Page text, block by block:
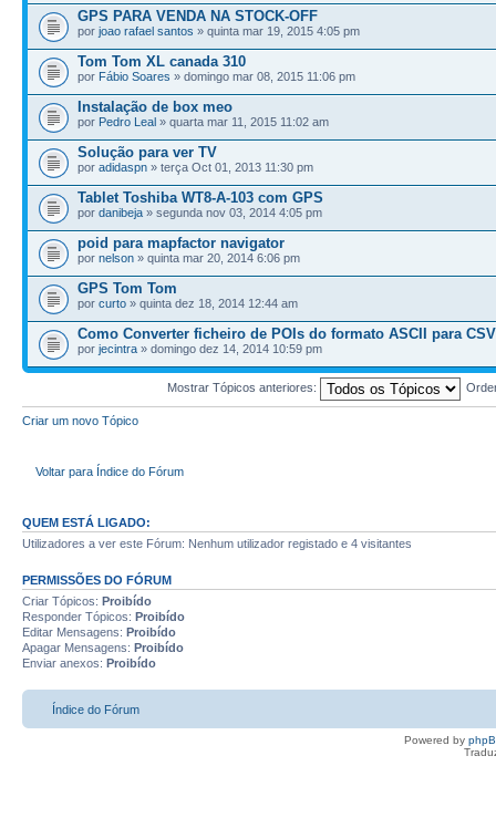
GPS PARA VENDA NA STOCK-OFF
por joao rafael santos » quinta mar 19, 2015 4:05 pm
Tom Tom XL canada 310
por Fábio Soares » domingo mar 08, 2015 11:06 pm
Instalação de box meo
por Pedro Leal » quarta mar 11, 2015 11:02 am
Solução para ver TV
por adidaspn » terça Oct 01, 2013 11:30 pm
Tablet Toshiba WT8-A-103 com GPS
por danibeja » segunda nov 03, 2014 4:05 pm
poid para mapfactor navigator
por nelson » quinta mar 20, 2014 6:06 pm
GPS Tom Tom
por curto » quinta dez 18, 2014 12:44 am
Como Converter ficheiro de POIs do formato ASCII para
por jecintra » domingo dez 14, 2014 10:59 pm
Mostrar Tópicos anteriores:
Criar um novo Tópico
Voltar para Índice do Fórum
QUEM ESTÁ LIGADO:
Utilizadores a ver este Fórum: Nenhum utilizador registado e 4 visitantes
PERMISSÕES DO FÓRUM
Criar Tópicos: Proibído
Responder Tópicos: Proibído
Editar Mensagens: Proibído
Apagar Mensagens: Proibído
Enviar anexos: Proibído
Índice do Fórum
Powered by